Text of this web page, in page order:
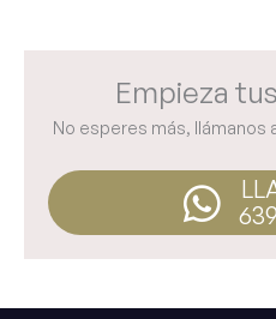
Empieza
No esperes más, llámanos